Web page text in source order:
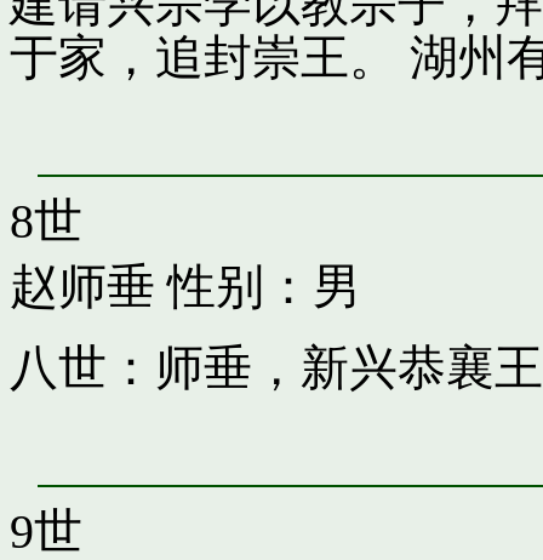
于家，追封崇王。 湖州
8世
赵师垂 性别：男
八世：师垂，新兴恭襄王
9世